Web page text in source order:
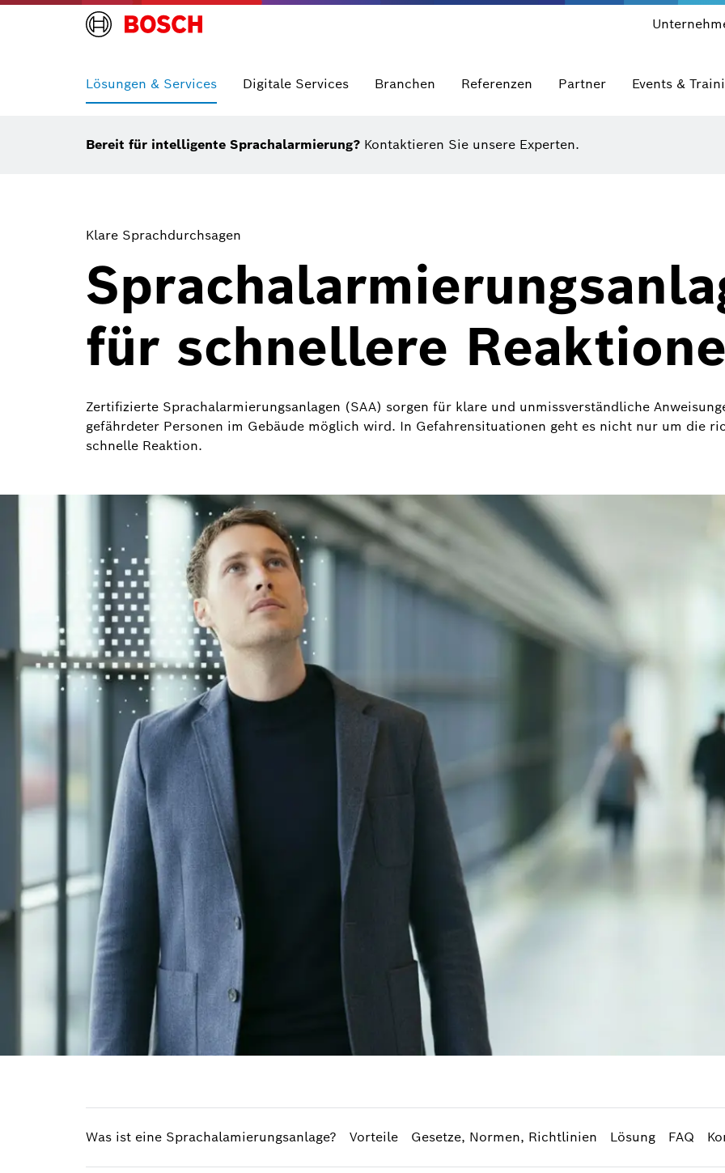
Lösungen & Services Digitale Services Branchen Referenzen Partner Events &
Bereit für intelligente Sprachalarmierung? Kontaktieren Sie unsere Experten.
Klare Sprachdurchsagen
für schnellere
Zertifizierte Sprachalarmierungsanlagen (SAA) sorgen für klare und unmissverständliche
gefährdeter Personen im Gebäude möglich wird. In Gefahrensituationen geht es nicht nur um die
schnelle Reaktion.
Was ist eine Sprachalamierungsanlage? Vorteile Gesetze, Normen, Richtlinien Lösung FAQ